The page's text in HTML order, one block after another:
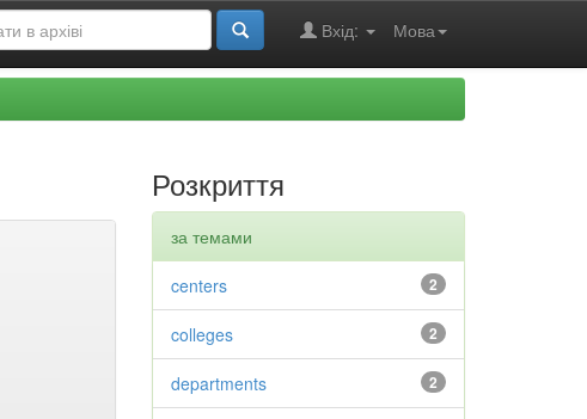
Мова
Вхід:
Розкриття
за темами
2
centers
2
colleges
2
departments